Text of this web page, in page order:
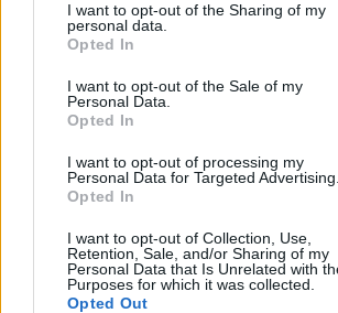
I want to opt-out of the Sharing of my
personal data.
Opted In
I want to opt-out of the Sale of my
Personal Data.
Opted In
I want to opt-out of processing my
Personal Data for Targeted Advertising.
Opted In
I want to opt-out of Collection, Use,
Retention, Sale, and/or Sharing of my
Personal Data that Is Unrelated with
Purposes for which it was collected.
Opted Out
Στο Παρίσι, χιλιάδες άνθρωποι
στην Place de la République, στο
πρωτεύουσας, για να γιορτάσουν τη
συμμαχίας της Αριστεράς.
Σύμφωνα με γαλλικά Μέσα
από τους συγκεντρωμένους
αστυνομικούς, οι οποίοι έκαναν
ενώ στήθηκαν επίσης φλεγόμενα